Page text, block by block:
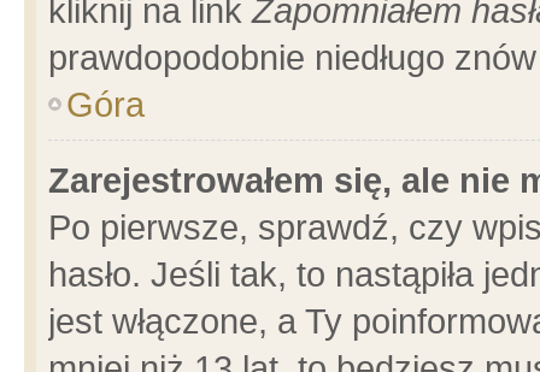
kliknij na linkZapomniałem
prawdopodobnie niedługo
Góra
Zarejestrowałem się, ale nie
Po pierwsze, sprawdź, czy
hasło. Jeśli tak, to nastąpiła
jest włączone, a Ty